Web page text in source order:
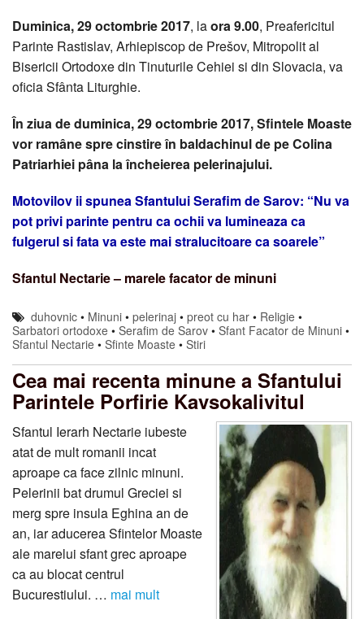
Duminica, 29 octombrie 2017, laora 9.00, Preafericitul
Parinte Rastislav, Arhiepiscop de Prešov, Mitropolit al
Bisericii Ortodoxe din Tinuturile Cehiei si din Slovacia, va
oficia Sfânta Liturghie.
În ziua de duminica, 29 octombrie 2017, Sfintele Moaste
vor ramâne spre cinstire în baldachinul de pe Colina
Patriarhiei pâna la încheierea pelerinajului.
Motovilov ii spunea Sfantului Serafim de Sarov: “Nu va
pot privi parinte pentru ca ochii va lumineaza ca
fulgerul si fata va este mai stralucitoare ca soarele”
Sfantul Nectarie – marele facator de minuni
duhovnic • Minuni •pelerinaj •preot cu har • Religie •
Sarbatori ortodoxe • Serafim de Sarov • Sfant Facator de Minuni •
Sfantul Nectarie • Sfinte Moaste • Stiri
Cea mai recenta minune a Sfantului
Parintele Porfirie Kavsokalivitul
Sfantul Ierarh Nectarie iubeste
atat de mult romanii incat
aproape ca face zilnic minuni.
Pelerinii bat drumul Greciei si
merg spre insula Eghina an de
an, iar aducerea Sfintelor Moaste
ale marelui sfant grec aproape
ca au blocat centrul
Bucurestiului. … mai mult